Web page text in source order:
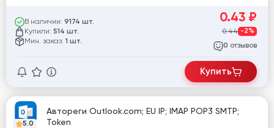
В наличии: 9174 шт.
Купили: 514 шт.
Мин. заказ: 1 шт.
0.43 ₽
0.44 -2%
0 отзывов
Купить
5.0
Автореги Outlook.com; EU IP; IMAP POP3 SMTP;
Token